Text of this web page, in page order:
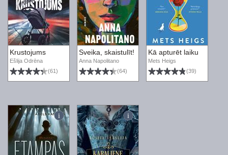
Krustojums
Ešlija Odrēna
(61)
Sveika, skaistulīt!
Anna Napolitano
(64)
Kā apturēt laiku
Mets Heigs
(39)